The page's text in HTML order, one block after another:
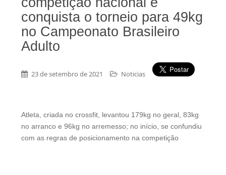
conquista o torneio para 49kg
no Campeonato Brasileiro
Adulto
23 de setembro de 2021 Noticias
Atleta, criada no crossfit, levantou 179kg no geral, 83kg
no arranco e 96kg no arremesso; no início, se confundiu
com as regras de posicionamento na competição